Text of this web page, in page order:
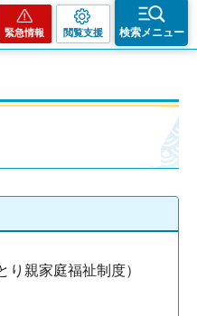
緊急情報 閲覧支援 検索メニュー
り親家庭福祉制度）